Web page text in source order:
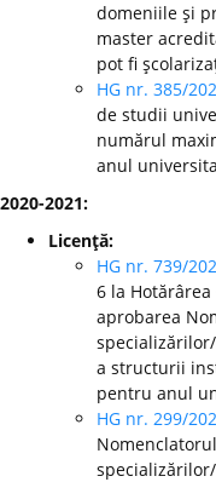
domeniile şi
master
pot fi
HG nr. 385/
de studii
numărul
anul
2020-2021:
Licenţă:
HG nr. 739/
6 la
aprobarea
a structurii
pentru anul
HG nr. 299/